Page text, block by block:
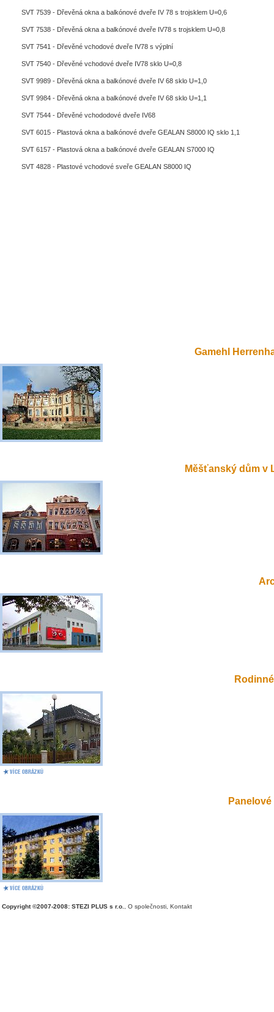
SVT 7539 - Dřevěná okna a balkónové dveře IV 78 s trojsklem U=0,6
SVT 7538 - Dřevěná okna a balkónové dveře IV78 s trojsklem U=0,8
SVT 7541 - Dřevěné vchodové dveře IV78 s výplní
SVT 7540 - Dřevěné vchodové dveře IV78 sklo U=0,8
SVT 9989 - Dřevěná okna a balkónové dveře IV 68 sklo U=1,0
SVT 9984 - Dřevěná okna a balkónové dveře IV 68 sklo U=1,1
SVT 7544 - Dřevěné vchododové dveře IV68
SVT 6015 - Plastová okna a balkónové dveře GEALAN S8000 IQ sklo 1,1
SVT 6157 - Plastová okna a balkónové dveře GEALAN S7000 IQ
SVT 4828 - Plastové vchodové sveře GEALAN S8000 IQ
Gamehl
Měšťanský dům v
Panelové
Copyright ©2007-2008: STEZI PLUS s r.o. O společnosti Kontakt